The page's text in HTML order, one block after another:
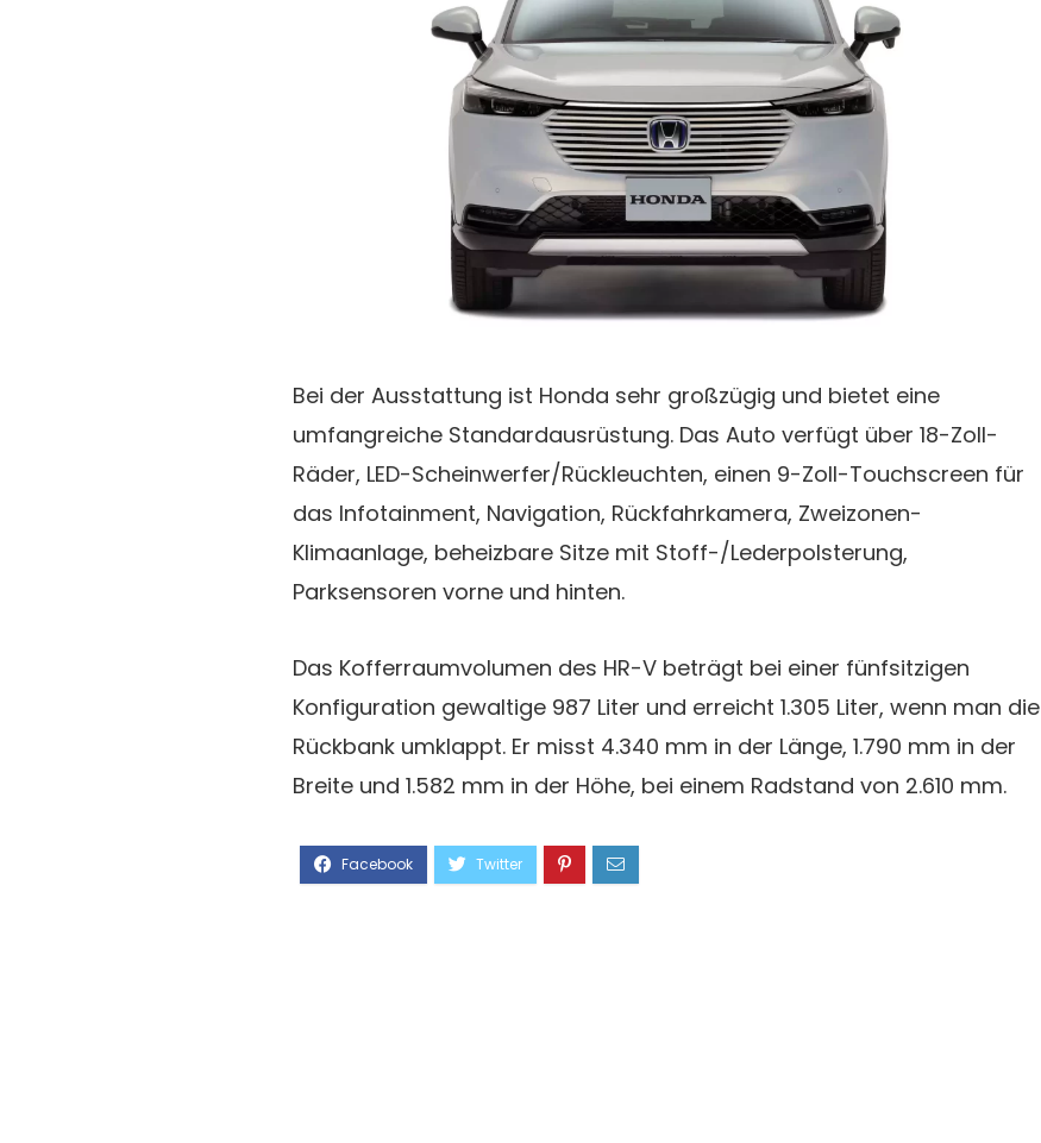
Bei der Ausstattung ist Honda sehr großzügig und bietet eine
umfangreiche Standardausrüstung. Das Auto verfügt über 18-Zoll-
Räder, LED-Scheinwerfer/Rückleuchten, einen 9-Zoll-Touchscreen für
das Infotainment, Navigation, Rückfahrkamera, Zweizonen-
Klimaanlage, beheizbare Sitze mit Stoff-/Lederpolsterung,
Parksensoren vorne und hinten.
Das Kofferraumvolumen des HR-V beträgt bei einer fünfsitzigen
Konfiguration gewaltige 987 Liter und erreicht 1.305 Liter, wenn man die
Rückbank umklappt. Er misst 4.340 mm in der Länge, 1.790 mm in der
Breite und 1.582 mm in der Höhe, bei einem Radstand von 2.610 mm.